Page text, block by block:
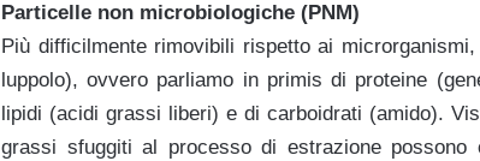
Particelle non microbiologiche (PNM)
Più difficilmente rimovibili rispetto ai
luppolo), ovvero parliamo in primis di proteine
lipidi (acidi grassi liberi) e di carboidrati (amido).
grassi sfuggiti al processo di estrazione